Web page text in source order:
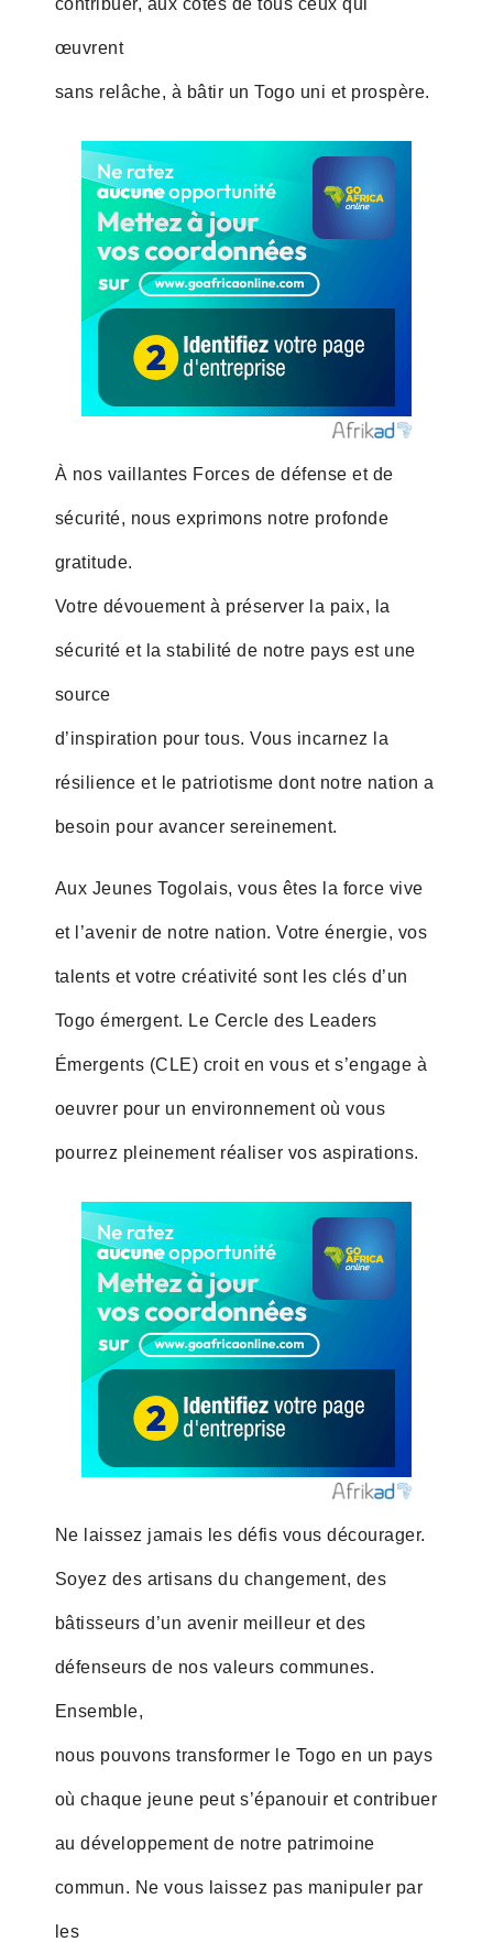
œuvrent
sans relâche, à bâtir un Togo uni et prospère.
À nos vaillantes Forces de défense et de
sécurité, nous exprimons notre profonde
gratitude.
Votre dévouement à préserver la paix, la
sécurité et la stabilité de notre pays est une
source
d’inspiration pour tous. Vous incarnez la
résilience et le patriotisme dont notre nation a
besoin pour avancer sereinement.
Aux Jeunes Togolais, vous êtes la force vive
et l’avenir de notre nation. Votre énergie, vos
talents et votre créativité sont les clés d’un
Togo émergent. Le Cercle des Leaders
Émergents (CLE) croit en vous et s’engage à
oeuvrer pour un environnement où vous
pourrez pleinement réaliser vos aspirations.
Ne laissez jamais les défis vous décourager.
Soyez des artisans du changement, des
bâtisseurs d’un avenir meilleur et des
défenseurs de nos valeurs communes.
Ensemble,
nous pouvons transformer le Togo en un pays
où chaque jeune peut s’épanouir et contribuer
au développement de notre patrimoine
commun. Ne vous laissez pas manipuler par
les